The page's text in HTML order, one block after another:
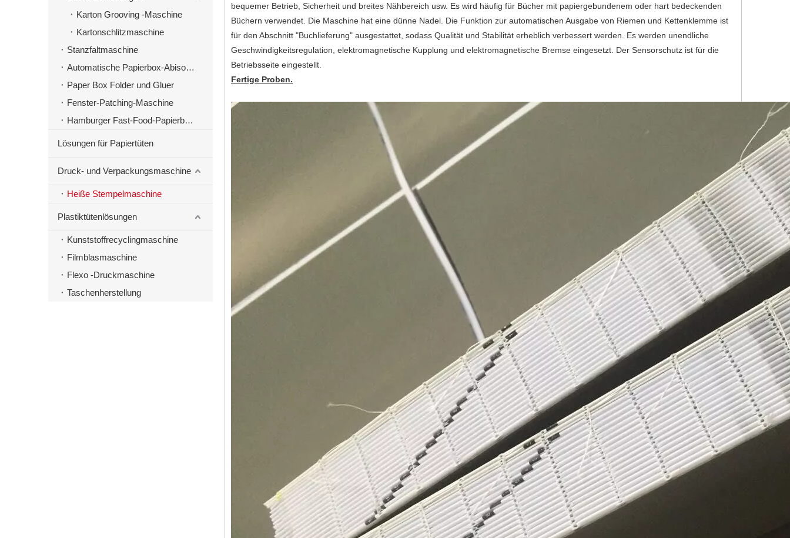
Karton Grooving -Maschine
Kartonschlitzmaschine
Stanzfaltmaschine
Automatische Papierbox-Abisoliermaschine
Paper Box Folder und Gluer
Fenster-Patching-Maschine
Hamburger Fast-Food-Papierbox-Herstellungsmaschine
Lösungen für Papiertüten
Druck- und Verpackungsmaschine
Heiße Stempelmaschine
Plastiktütenlösungen
Kunststoffrecyclingmaschine
Filmblasmaschine
Flexo -Druckmaschine
Taschenherstellung
bequemer Betrieb, Sicherheit und breites Nähbereich usw. Es wird häufig für Bücher mit papiergebundenem oder hart bedeckenden
Büchern verwendet. Die Maschine hat eine dünne Nadel. Die Funktion zur automatischen Ausgabe von Riemen und Kettenklemme ist
für den Abschnitt "Buchlieferung" ausgestattet, sodass Qualität und Stabilität erheblich verbessert werden. Es werden unendliche
Geschwindigkeitsregulation, elektromagnetische Kupplung und elektromagnetische Bremse eingesetzt. Der Sensorschutz ist für die
Betriebsseite eingestellt.
Fertige Proben.